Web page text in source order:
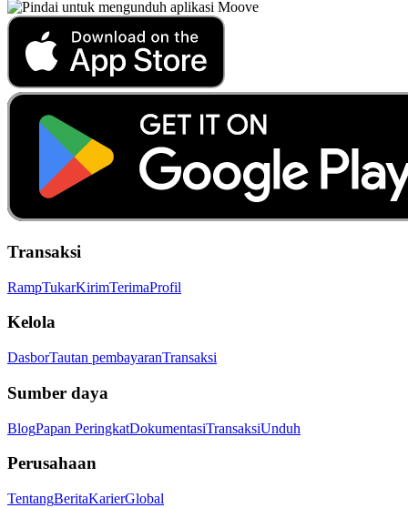
Transaksi
RampTukarKirimTerimaProfil
Kelola
DasborTautan pembayaranTransaksi
Sumber daya
BlogPapan PeringkatDokumentasiTransaksiUnduh
Perusahaan
TentangBeritaKarierGlobal